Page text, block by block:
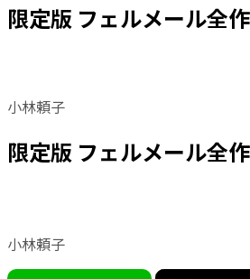
限定版 フェルメール全
小林頼子
限定版 フェルメール全
小林頼子